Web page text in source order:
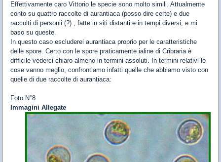
Effettivamente caro Vittorio le specie sono molto simili. Attualmente
conto su quattro raccolte di aurantiaca (posso dire certe) e due
raccolti di personii (?) , fatte in siti distanti e in tempi diversi, e mi
baso su queste.
In questo caso escluderei aurantiaca proprio per le caratteristiche
delle spore. Certo con le spore praticamente ialine di Cribraria è
difficile vederci chiaro almeno in termini assoluti. In termini relativi le
cose vanno meglio, confrontiamo infatti quelle che abbiamo visto con
quelle di due raccolte di aurantiaca:
Foto N°8
Immagini Allegate